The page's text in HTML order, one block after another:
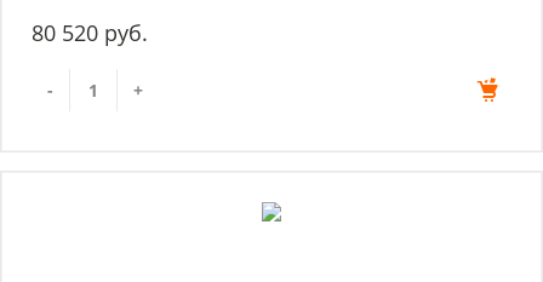
80 520 руб.
- +